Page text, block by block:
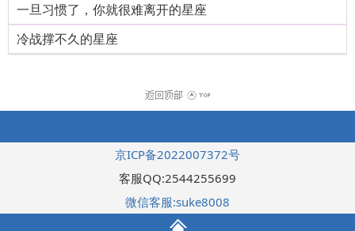
一旦习惯了，你就很难离开的星座
冷战撑不久的星座
京ICP备2022007372号
客服QQ:2544255699
微信客服:suke8008